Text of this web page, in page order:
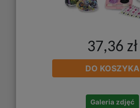
37,36 zł
DO KOSZYKA
Galeria zdjęć